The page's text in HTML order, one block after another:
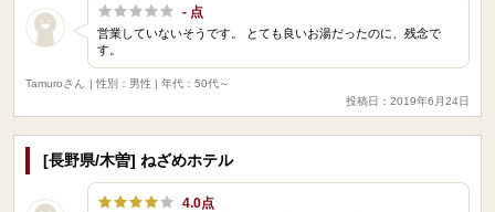
- 点
営業していないそうです。 とても良いお湯だったのに、残念で
す。
Tamuroさん
| 性別：男性 | 年代：50代～
投稿日：2019年6月24日
[長野県/木曽] ねざめホテル
4.0点